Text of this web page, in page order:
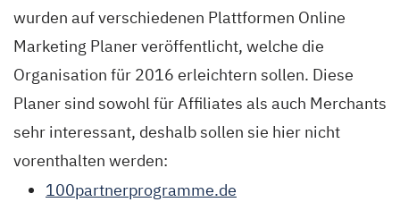
wurden auf verschiedenen Plattformen Online
Marketing Planer veröffentlicht, welche die
Organisation für 2016 erleichtern sollen. Diese
Planer sind sowohl für Affiliates als auch Merchants
sehr interessant, deshalb sollen sie hier nicht
vorenthalten werden:
100partnerprogramme.de